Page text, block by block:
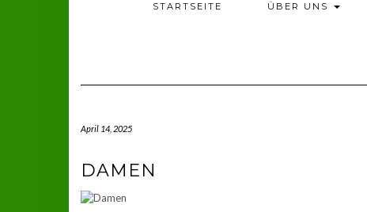
STARTSEITE ÜBER UNS
April 14, 2025
DAMEN